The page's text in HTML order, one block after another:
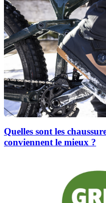
Quelles sont les
conviennent le mieux ?